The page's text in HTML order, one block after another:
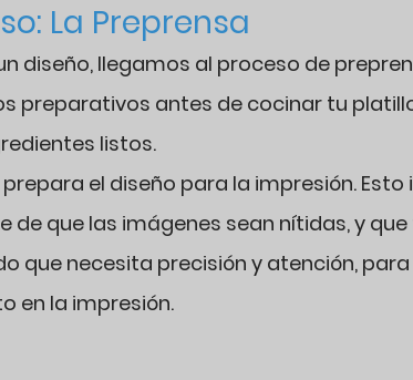
La Preprensa
diseño, llegamos al proceso de
preparativos antes de cocinar tu
listos.
prepara el diseño para la impresión.
de que las imágenes sean nítidas, y
que necesita precisión y atención,
en la impresión.